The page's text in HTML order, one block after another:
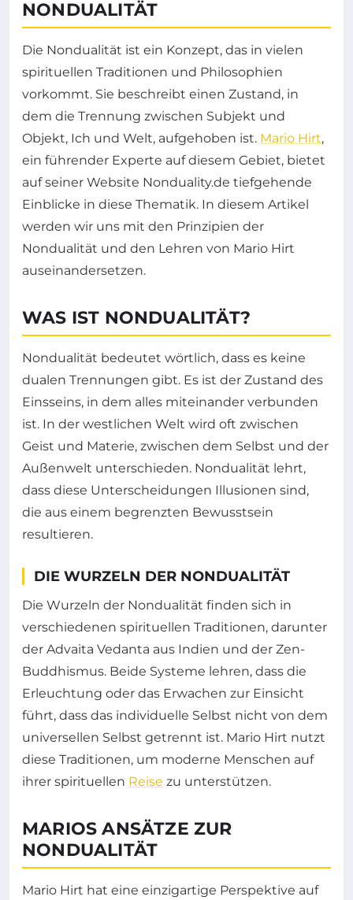
NONDUALITÄT
Die Nondualität ist ein Konzept, das in vielen
spirituellen Traditionen und Philosophien
vorkommt. Sie beschreibt einen Zustand, in
dem die Trennung zwischen Subjekt und
Objekt, Ich und Welt, aufgehoben ist. Mario Hirt,
ein führender Experte auf diesem Gebiet, bietet
auf seiner Website Nonduality.de tiefgehende
Einblicke in diese Thematik. In diesem Artikel
werden wir uns mit den Prinzipien der
Nondualität und den Lehren von Mario Hirt
auseinandersetzen.
WAS IST NONDUALITÄT?
Nondualität bedeutet wörtlich, dass es keine
dualen Trennungen gibt. Es ist der Zustand des
Einsseins, in dem alles miteinander verbunden
ist. In der westlichen Welt wird oft zwischen
Geist und Materie, zwischen dem Selbst und der
Außenwelt unterschieden. Nondualität lehrt,
dass diese Unterscheidungen Illusionen sind,
die aus einem begrenzten Bewusstsein
resultieren.
DIE WURZELN DER NONDUALITÄT
Die Wurzeln der Nondualität finden sich in
verschiedenen spirituellen Traditionen, darunter
der Advaita Vedanta aus Indien und der Zen-
Buddhismus. Beide Systeme lehren, dass die
Erleuchtung oder das Erwachen zur Einsicht
führt, dass das individuelle Selbst nicht von dem
universellen Selbst getrennt ist. Mario Hirt nutzt
diese Traditionen, um moderne Menschen auf
ihrer spirituellen Reise zu unterstützen.
MARIOS ANSÄTZE ZUR
NONDUALITÄT
Mario Hirt hat eine einzigartige Perspektive auf